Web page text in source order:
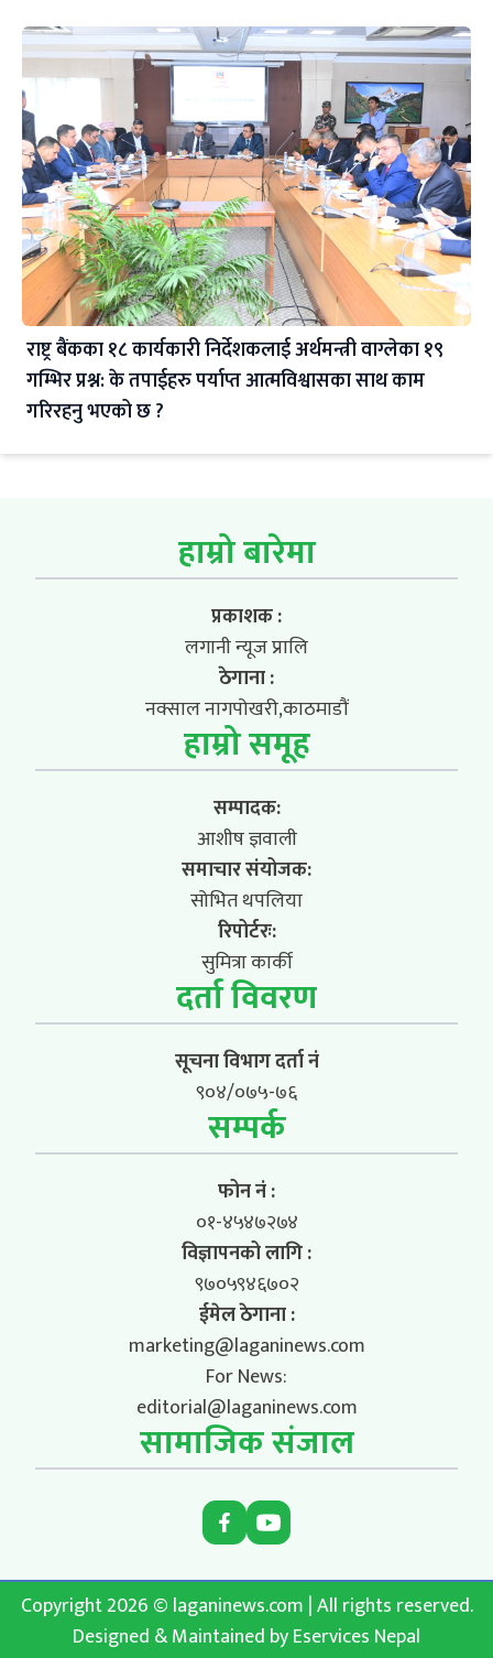
राष्ट्र बैंकका १८ कार्यकारी निर्देशकलाई अर्थमन्त्री वाग्लेका १९
गम्भिर प्रश्न: के तपाईहरु पर्याप्त आत्मविश्वासका साथ काम
गरिरहनु भएको छ ?
हाम्रो बारेमा
प्रकाशक :
लगानी न्यूज प्रालि
ठेगाना :
नक्साल नागपोखरी,काठमाडौं
हाम्रो समूह
सम्पादक:
आशीष ज्ञवाली
समाचार संयोजक:
सोभित थपलिया
रिपोर्टरः:
सुमित्रा कार्की
दर्ता विवरण
सूचना विभाग दर्ता नं
९०४/०७५-७६
सम्पर्क
फोन नं :
०१-४५४७२७४
विज्ञापनको लागि :
९७०५९४६७०२
ईमेल ठेगाना :
marketing@laganinews.com
For News:
editorial@laganinews.com
सामाजिक संजाल
Copyright 2026 © laganinews.com | All rights reserved.
Designed & Maintained byEservices Nepal